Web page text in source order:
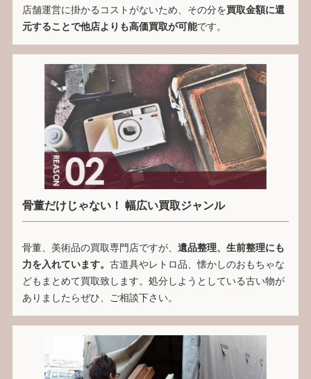
店舗運営に掛かるコストがないため、その分を買取金額に還
元することで他店よりも高価買取が可能です。
骨董だけじゃない！ 幅広い買取ジャンル
骨董、美術品の買取専門店ですが、 遺品整理、生前整理にも
力を入れています。 古道具やレトロ品、懐かしのおもちゃな
どもまとめて買取致します。処分しようとしている古い物が
ありましたらぜひ、ご相談下さい。